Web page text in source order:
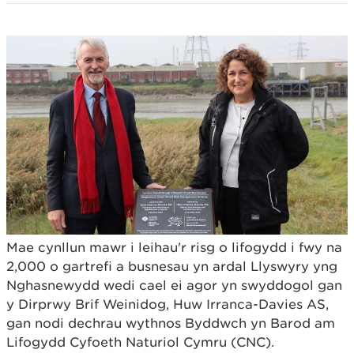
Mae cynllun mawr i leihau'r risg o lifogydd i fwy na
2,000 o gartrefi a busnesau yn ardal Llyswyry yng
Nghasnewydd wedi cael ei agor yn swyddogol gan
y Dirprwy Brif Weinidog, Huw Irranca-Davies AS,
gan nodi dechrau wythnos Byddwch yn Barod am
Lifogydd Cyfoeth Naturiol Cymru (CNC).